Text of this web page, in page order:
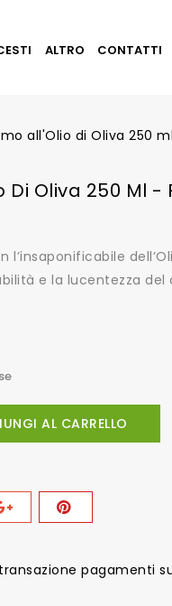
ALTRO CONTATTI
all'Olio di Oliva 250
Di Oliva 250 Ml -
l’insaponificabile
e la lucentezza
AL CARRELLO
transazione pagamenti